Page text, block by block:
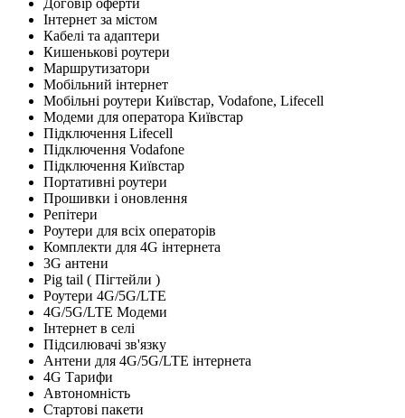
Договір оферти
Інтернет за містом
Кабелі та адаптери
Кишенькові роутери
Маршрутизатори
Мобільний інтернет
Мобільні роутери Київстар, Vodafone, Lifecell
Модеми для оператора Київстар
Підключення Lifecell
Підключення Vodafone
Підключення Київстар
Портативні роутери
Прошивки і оновлення
Репітери
Роутери для всіх операторів
Комплекти для 4G інтернета
3G антени
Pig tail ( Пігтейли )
Роутери 4G/5G/LTE
4G/5G/LTE Модеми
Інтернет в селі
Підсилювачі зв'язку
Антени для 4G/5G/LTE інтернета
4G Тарифи
Автономність
Стартові пакети